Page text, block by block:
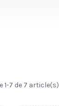
1-7 de 7 article(s)